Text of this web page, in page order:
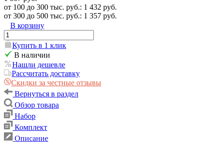
от 100 до 300 тыс. руб.: 1 432 руб.
от 300 до 500 тыс. руб.: 1 357 руб.
В корзину
Купить в 1 клик
В наличии
Нашли дешевле
Рассчитать доставку
Скидки за честные отзывы
Вернуться в раздел
Обзор товара
Набор
Комплект
Описание